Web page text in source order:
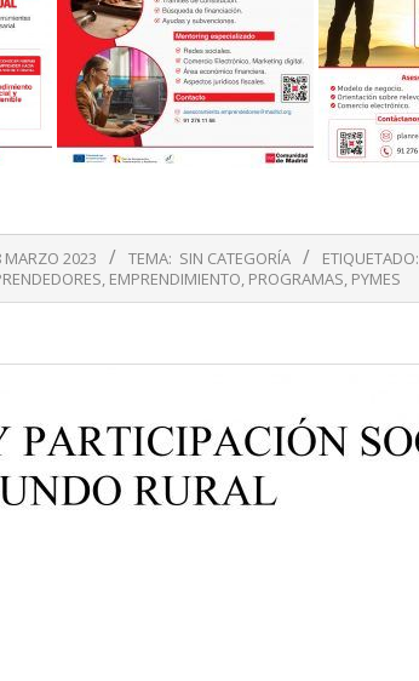
MARZO 2023 TEMA: SIN CATEGORÍA ETIQUETADO:
, EMPRENDIMIENTO, PROGRAMAS, PYMES